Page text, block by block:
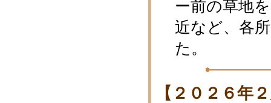
ー前の草地を
近など、各
た。
【２０２６年